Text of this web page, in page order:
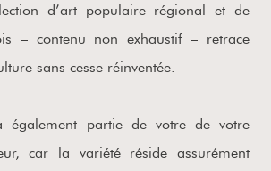
d’art populaire régional et de
– contenu non exhaustif – retrace
sans cesse réinventée.
également partie de votre de votre
car la variété réside assurément